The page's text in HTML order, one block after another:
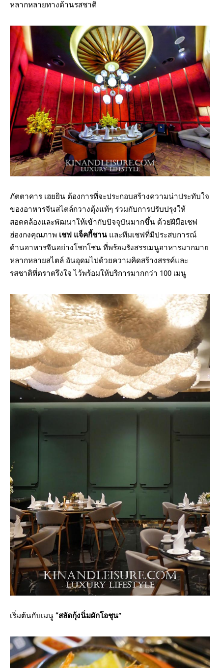
หลากหลายทางด้านรสชาติ
ภัตตาคาร เฮยยิน ต้องการที่จะประกอบสร้างความน่าประทับใจ
ของอาหารจีนสไตล์กวางตุ้งแท้ๆ ร่วมกับการปรับปรุงให้
สอดคล้องและพัฒนาให้เข้ากับปัจจุบันมากขึ้น ด้วยฝีมือเชฟ
ฮ่องกงคุณภาพ เชฟ แจ็คกี้ชาน และทีมเชฟที่มีประสบการณ์
ด้านอาหารจีนอย่างโชกโชน ที่พร้อมรังสรรเมนูอาหารมากมาย
หลากหลายสไตล์ อันอุดมไปด้วยความคิดสร้างสรรค์และ
รสชาติที่ตราตรึงใจ ไว้พร้อมให้บริการมากกว่า 100 เมนู
เริ่มต้นกับเมนู “สลัดกุ้งนิ่มผักโอชุน”